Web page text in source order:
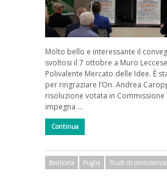
Molto bello e interessante il
svoltosi il 7 ottobre a Muro
Polivalente Mercato delle Idee. È
per ringraziare l’On. Andrea
risoluzione votata in Commissione
impegna …
Continua
Basilicata Puglia Studi di consulenza